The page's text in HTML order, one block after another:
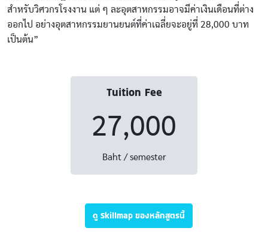
สำหรับวิศวกรโรงงาน แต่ ๆ ละอุตสาหกรรมอาจมีค่าเงินเดือนที่ต่าง
ออกไป อย่างอุตสาหกรรมยานยนต์ที่ค่าเฉลี่ยจะอยู่ที่ 28,000 บาท
เป็นต้น”
Tuition Fee
27,000
Baht / semester
ดู Skillmap ของหลักสูตรนี้